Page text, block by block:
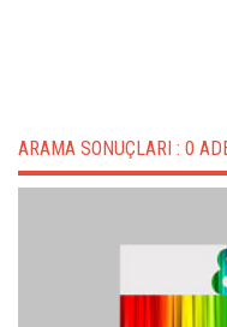
ARAMA SONUÇLARI : 0